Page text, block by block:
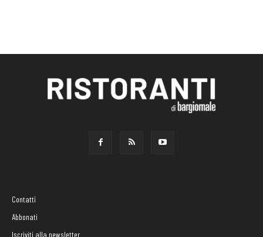
Contatti
Abbonati
Iscriviti alla newsletter